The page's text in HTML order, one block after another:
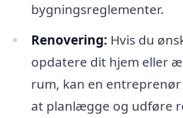
bygningsreglementer.
Renovering: Hvis du
opdatere dit hjem eller
rum, kan en
at planlægge og udføre